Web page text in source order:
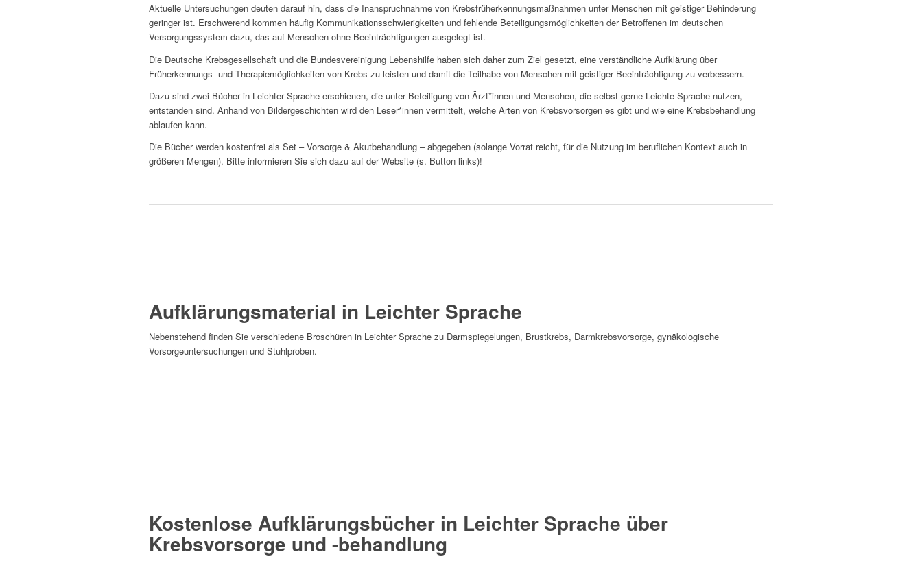
Aktuelle Untersuchungen deuten darauf hin, dass die Inanspruchnahme von Krebsfrüherkennungsmaßnahmen unter Menschen mit geistiger Behinderung
geringer ist. Erschwerend kommen häufig Kommunikationsschwierigkeiten und fehlende Beteiligungsmöglichkeiten der Betroffenen im deutschen
Versorgungssystem dazu, das auf Menschen ohne Beeinträchtigungen ausgelegt ist.
Die Deutsche Krebsgesellschaft und die Bundesvereinigung Lebenshilfe haben sich daher zum Ziel gesetzt, eine verständliche Aufklärung über
Früherkennungs- und Therapiemöglichkeiten von Krebs zu leisten und damit die Teilhabe von Menschen mit geistiger Beeinträchtigung zu verbessern.
Dazu sind zwei Bücher in Leichter Sprache erschienen, die unter Beteiligung von Ärzt*innen und Menschen, die selbst gerne Leichte Sprache nutzen,
entstanden sind. Anhand von Bildergeschichten wird den Leser*innen vermittelt, welche Arten von Krebsvorsorgen es gibt und wie eine Krebsbehandlung
ablaufen kann.
Die Bücher werden kostenfrei als Set – Vorsorge & Akutbehandlung – abgegeben (solange Vorrat reicht, für die Nutzung im beruflichen Kontext auch in
größeren Mengen). Bitte informieren Sie sich dazu auf der Website (s. Button links)!
Aufklärungsmaterial in Leichter Sprache
Nebenstehend finden Sie verschiedene Broschüren in Leichter Sprache zu Darmspiegelungen, Brustkrebs, Darmkrebsvorsorge, gynäkologische
Vorsorgeuntersuchungen und Stuhlproben.
Kostenlose Aufklärungsbücher in Leichter Sprache über
Krebsvorsorge und -behandlung